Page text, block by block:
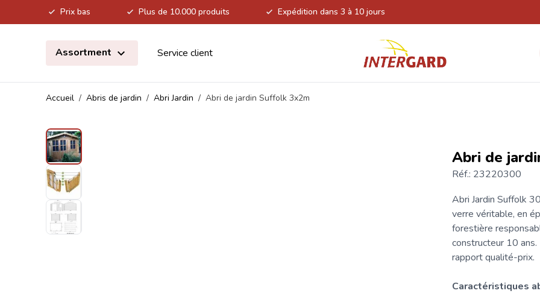
Prix bas Plus de 10.000 produits Expédition dans 3 à 10 jours
Assortment
Service client
Accueil / Abris de jardin / Abri Jardin / Abri de jardin Suffolk 3x2m
Abri de
Réf.: 23220300
Abri Jardin Suffolk
verre véritable, en
forestière
constructeur 10
rapport qualité-prix.
Caractéristiques